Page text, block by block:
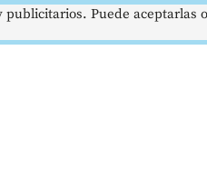
Puede aceptarlas